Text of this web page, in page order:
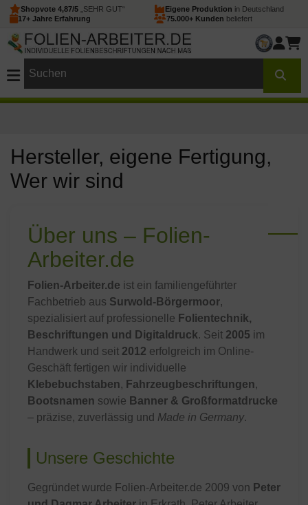
Shopvote 4,87/5 „SEHR GUT“ Eigene Produktion in Deutschland
17+ Jahre Erfahrung
75.000+ Kunden beliefert
Hersteller, eigene Fertigung,
Wer wir sind
Über uns – Folien-
Arbeiter.de
Folien-Arbeiter.de ist ein familiengeführter
Fachbetrieb aus Surwold-Börgermoor,
spezialisiert auf professionelle Folientechnik,
Beschriftungen und Digitaldruck. Seit 2005 im
Handwerk und seit 2012 erfolgreich im Online-
Geschäft fertigen wir individuelle
Klebebuchstaben, Fahrzeugbeschriftungen,
Bootsnamen sowie Banner & Großformatdrucke
– präzise, zuverlässig und Made in Germany.
Unsere Geschichte
Gegründet wurde Folien-Arbeiter.de 2009 von Peter